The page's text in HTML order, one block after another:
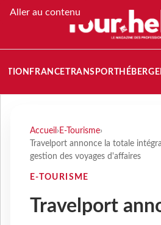
Aller au contenu
FRANCETRANSPORT
Accueil › E-Tourisme›
Travelport annonce la totale
gestion des voyages d'affaires
E-TOURISME
Travelport